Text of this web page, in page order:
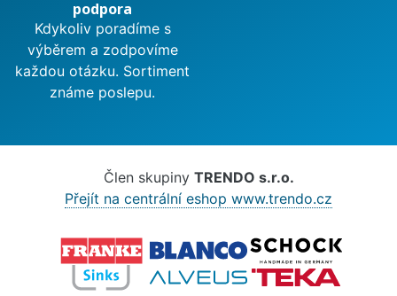
podpora
Kdykoliv poradíme s
výběrem a zodpovíme
každou otázku. Sortiment
známe poslepu.
Člen skupiny TRENDO s.r.o.
Přejít na centrální eshop www.trendo.cz